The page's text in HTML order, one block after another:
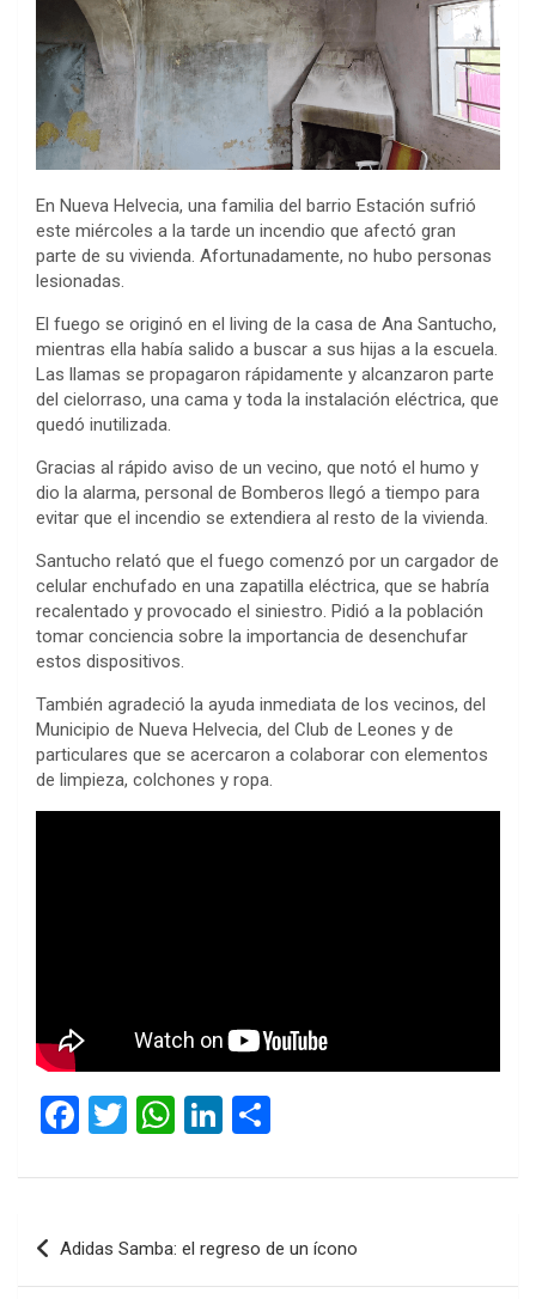
En Nueva Helvecia, una familia del barrio Estación sufrió
este miércoles a la tarde un incendio que afectó gran
parte de su vivienda. Afortunadamente, no hubo personas
lesionadas.
El fuego se originó en el living de la casa de Ana Santucho,
mientras ella había salido a buscar a sus hijas a la escuela.
Las llamas se propagaron rápidamente y alcanzaron parte
del cielorraso, una cama y toda la instalación eléctrica, que
quedó inutilizada.
Gracias al rápido aviso de un vecino, que notó el humo y
dio la alarma, personal de Bomberos llegó a tiempo para
evitar que el incendio se extendiera al resto de la vivienda.
Santucho relató que el fuego comenzó por un cargador de
celular enchufado en una zapatilla eléctrica, que se habría
recalentado y provocado el siniestro. Pidió a la población
tomar conciencia sobre la importancia de desenchufar
estos dispositivos.
También agradeció la ayuda inmediata de los vecinos, del
Municipio de Nueva Helvecia, del Club de Leones y de
particulares que se acercaron a colaborar con elementos
de limpieza, colchones y ropa.
F
ce
b
o
T
tt
er
W
at
s
A
Li
ke
n
m
p
ar
Navegación
de
Adidas Samba: el regreso de un ícono